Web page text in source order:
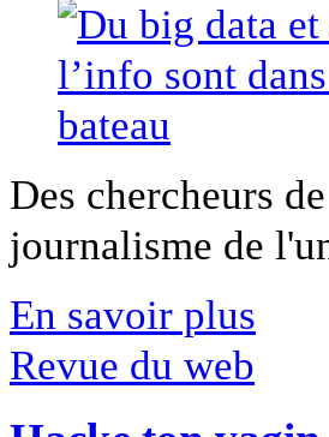
Des chercheurs
journalisme de
En savoir plus
Revue du web